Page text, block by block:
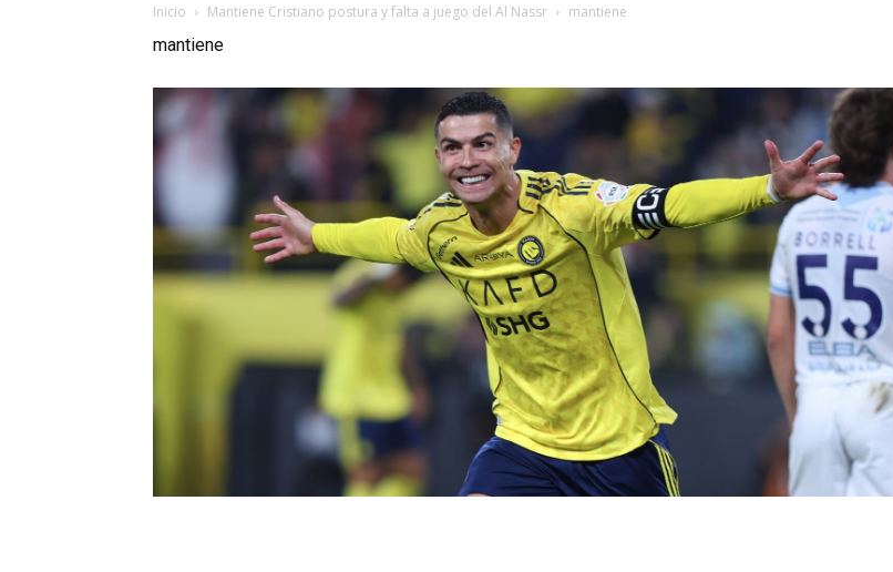
Inicio Mantiene Cristiano postura y falta a juego del Al Nassr mantiene
mantiene